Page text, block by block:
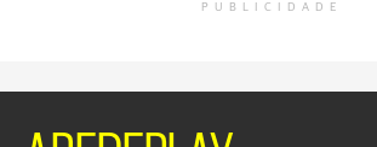
PUBLICIDADE